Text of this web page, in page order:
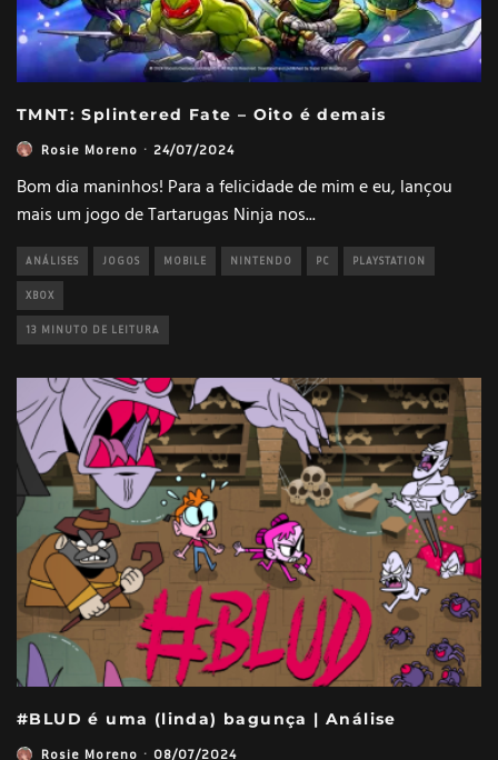
TMNT: Splintered Fate – Oito é demais
Rosie Moreno · 24/07/2024
Bom dia maninhos! Para a felicidade de mim e eu, lançou
mais um jogo de Tartarugas Ninja nos...
ANÁLISES JOGOS MOBILE NINTENDO PC PLAYSTATION
XBOX
13 MINUTO DE LEITURA
#BLUD é uma (linda) bagunça | Análise
Rosie Moreno · 08/07/2024